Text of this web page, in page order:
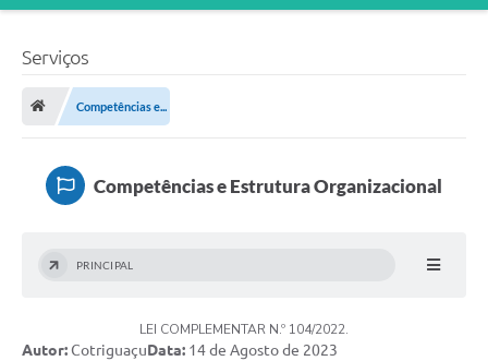
A Prefeitura
Notícias
Serviços
Competências e...
Competências e Estrutura Organizacional
PRINCIPAL
LEI COMPLEMENTAR N.º 104/2022.
Autor:CotriguaçuData: 14 de Agosto de 2023